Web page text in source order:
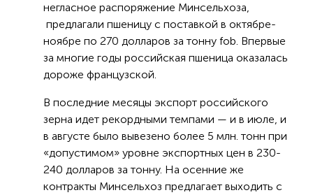
негласное распоряжение Минсельхоза,
предлагали пшеницу с поставкой в октябре-
ноябре по 270 долларов за тонну fob. Впервые
за многие годы российская пшеница оказалась
дороже французской.
В последние месяцы экспорт российского
зерна идет рекордными темпами — и в июле, и
в августе было вывезено более 5 млн. тонн при
«допустимом» уровне экспортных цен в 230-
240 долларов за тонну. На осенние же
контракты Минсельхоз предлагает выходить с